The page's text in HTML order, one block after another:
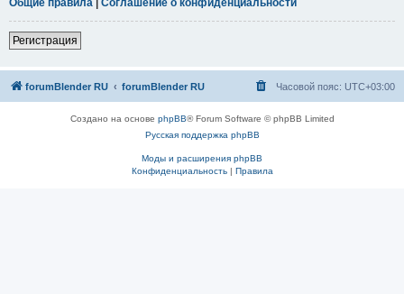
Регистрация
forumBlender RU forumBlender RU Часовой пояс: UTC+03:00
Создано на основе phpBB® Forum Software © phpBB Limited
Русская поддержка phpBB
Моды и расширения phpBB
Конфиденциальность| Правила